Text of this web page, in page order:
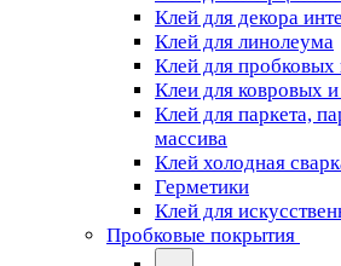
Клей для декора
Клей для линолеума
Клей для
Клеи для ковровых
Клей для паркета,
массива
Клей холодная
Герметики
Клей для
Пробковые покрытия